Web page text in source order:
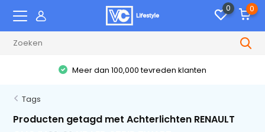
0 0
Meer dan 100,000 tevreden klanten
Tags
Producten getagd met Achterlichten RENAULT